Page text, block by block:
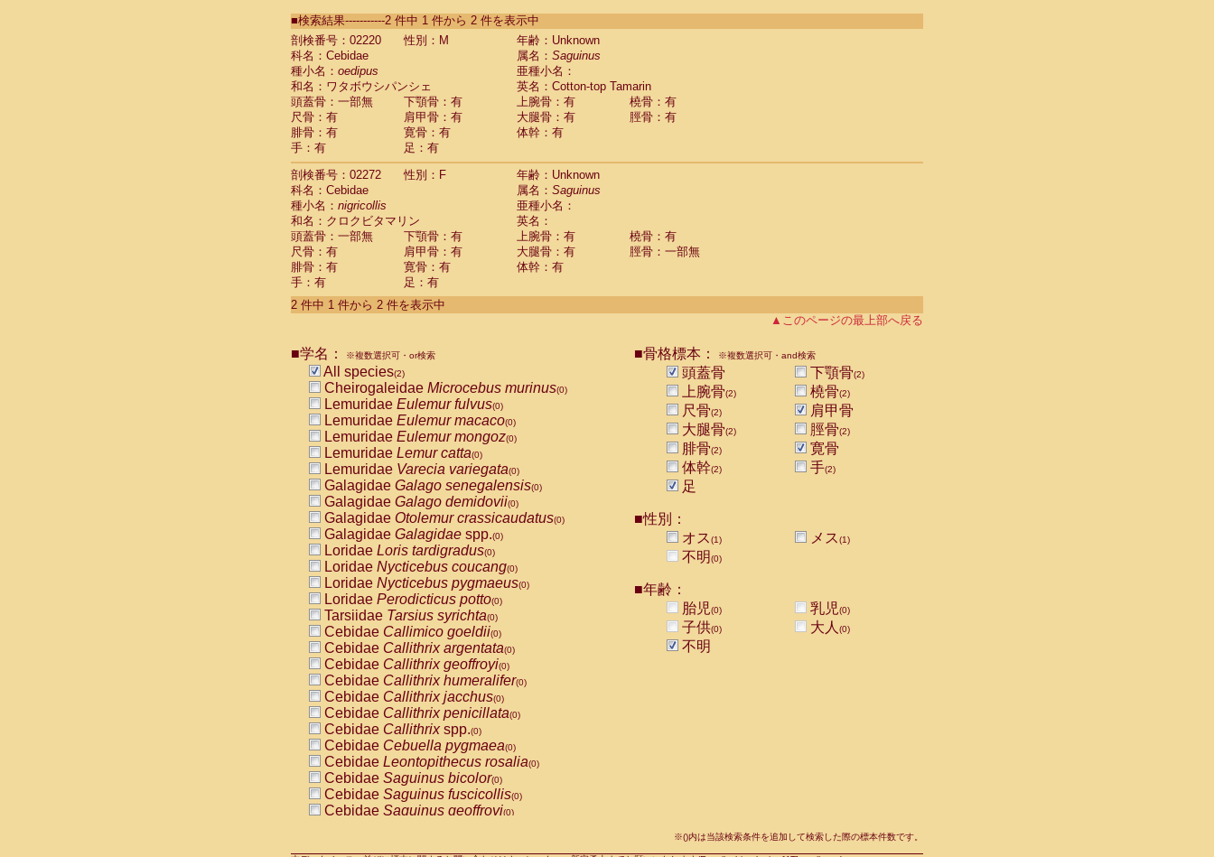
CebidaeSaguinus labiatus(0)
Cebidae Saguinus leucopus (0)
Cebidae
Cebidae
CebidaeSaguinus nigricollis (1)
Cebidae Saguinus oedipus
Cebidae Saguinus weddelli
Cebidae Saguinusspp.
Cebidae Aotus trivirgatus
Cebidae Cebus albifrons
Cebidae
CebidaeCebus capucinus
CebidaeCebus nigrivittatus
Cebidae Cebusspp.(0)
Cebidae Saimiri boliviensis
Cebidae Saimiri sciureus
Atelidae Alouatta caraya
AtelidaeAlouatta fusca
AtelidaeAlouatta seniculus
AtelidaeAteles belzebuth
AtelidaeAteles geoffroyi
AtelidaeAteles paniscus(0)
AtelidaeAtelesspp. (0)
AtelidaeLagothrix lagothricha
AtelidaeLagothrix lagothricha cana
PitheciidaeCacajao calvus rubicundus
PitheciidaeCallicebus cupreus
PitheciidaeCallicebus donacophilus
PitheciidaeCallicebus moloch
PitheciidaeCallicebus torquatus(0)
PitheciidaeCallicebusspp.
PitheciidaeChiropotes satanas
PitheciidaePithecia monachus
PitheciidaePithecia pithecia (0)
CercopithecidaeCercocebus agilis
CercopithecidaeCercocebus galeritus chrysogaster
CercopithecidaeCercocebus torquatus atys
CercopithecidaeCercocebus torquatus lunulatus
CercopithecidaeCercocebus torquatus torquatus
CercopithecidaeCercocebushybrid
CercopithecidaeCercocebusspp.
CercopithecidaeLophocebus albigena
CercopithecidaePapio anubis
CercopithecidaePapio cynocephalus
CercopithecidaePapio hamadryas
CercopithecidaePapio papio
CercopithecidaePapiospp.(0)
CercopithecidaeMandrillus leucophaeus
CercopithecidaeMandrillus sphinx
CercopithecidaeMacaca arctoides(0)
■検索結果-----------2 件中 1 件から 2 件を表示中
剖検番号：02220
性別：M
年齢：Unknown
科名：Cebidae
属名： Saguinus
種小名： oedipus
亜種小名：
和名：ワタボウシパンシェ
英名：Cotton-top Tamarin
頭蓋骨：一部無
下顎骨：有 上腕骨：有
橈骨：有
尺骨：有
肩甲骨：有 大腿骨：有
脛骨：有
腓骨：有
寛骨：有
体幹：有
手：有
足：有
剖検番号：02272
性別：F
年齢：Unknown
科名：Cebidae
属名： Saguinus
種小名： nigricollis
亜種小名：
和名：クロクビタマリン
英名：
頭蓋骨：一部無
下顎骨：有 上腕骨：有
橈骨：有
尺骨：有
肩甲骨：有 大腿骨：有
脛骨：一部無
腓骨：有
寛骨：有
体幹：有
手：有
足：有
2 件中 1 件から 2 件を表示中
▲このページの最上部へ戻る
■学名： ※複数選択可・or検索
All species(2)
Cheirogaleidae Microcebus murinus(0)
Lemuridae Eulemur fulvus(0)
Lemuridae Eulemur macaco(0)
Lemuridae Eulemur mongoz(0)
Lemuridae Lemur catta(0)
Lemuridae Varecia variegata(0)
Galagidae Galago senegalensis(0)
Galagidae Galago demidovii(0)
Galagidae Otolemur crassicaudatus(0)
Galagidae Galagidae spp.(0)
Loridae Loris tardigradus(0)
Loridae Nycticebus coucang(0)
Loridae Nycticebus pygmaeus(0)
Loridae Perodicticus potto(0)
Tarsiidae Tarsius syrichta(0)
Cebidae Callimico goeldii(0)
Cebidae Callithrix argentata(0)
Cebidae Callithrix geoffroyi(0)
Cebidae Callithrix humeralifer(0)
Cebidae Callithrix jacchus(0)
Cebidae Callithrix penicillata(0)
Cebidae Callithrixspp.(0)
Cebidae Cebuella pygmaea(0)
Cebidae Leontopithecus rosalia(0)
Cebidae Saguinus bicolor(0)
Cebidae Saguinus fuscicollis(0)
Cebidae Saguinus geoffroyi(0)
■骨格標本： ※複数選択可・and検索
頭蓋骨 下顎骨(2)
上腕骨(2) 橈骨(2)
尺骨(2)
肩甲骨
大腿骨(2) 脛骨(2)
腓骨(2)
寛骨
体幹(2) 手(2)
足
■性別：
オス(1) メス(1)
不明(0)
■年齢：
胎児(0) 乳児(0)
子供(0) 大人 (0)
不明
※()内は当該検索条件を追加して検索した際の標本件数です。